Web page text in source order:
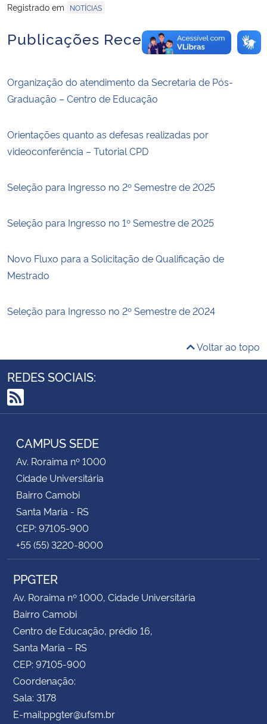
Registrado em
NOTÍCIAS
Publicações Recentes
Organização do atendimento da Secretaria de Pós-
Graduação – Centro de Educação
Orientações quanto as defesas realizadas por
videoconferência – Tutorial CPD
Seleção para Ingresso no 2º Semestre de 2025
Seleção para Ingresso no 1º Semestre de 2025
Novo Fluxo para a Solicitação de Qualificação de
Mestrado
Seleção para Ingresso no 2º Semestre de 2024
Voltar ao topo
REDES SOCIAIS:
RSS
CAMPUS SEDE
Av. Roraima nº 1000
Cidade Universitária
Bairro Camobi
Santa Maria - RS
CEP: 97105-900
+55 (55) 3220-8000
PPGTER
Av. Roraima nº 1000, Cidade Universitária
Bairro Camobi
Centro de Educação, prédio 16,
Santa Maria – RS
CEP: 97105-900
Coordenação:
Sala: 3178
E-mail:ppgter@ufsm.br